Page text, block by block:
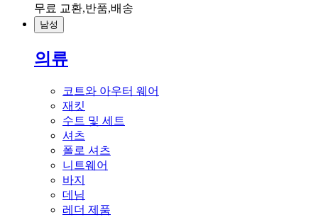
무료 교환,반품,배송
남성
의류
코트와 아우터 웨어
재킷
수트 및 세트
셔츠
폴로 셔츠
니트웨어
바지
데님
레더 제품